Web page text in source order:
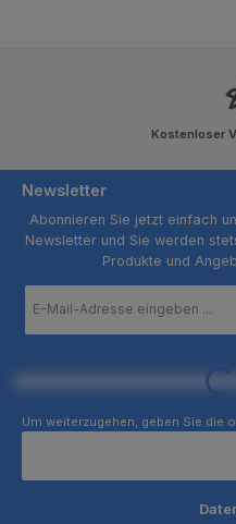
Kostenloser
Newsletter
Abonnieren Sie jetzt einfach
Newsletter und Sie werden
Produkte und
Mail-
Um weiterzugehen, geben Sie die